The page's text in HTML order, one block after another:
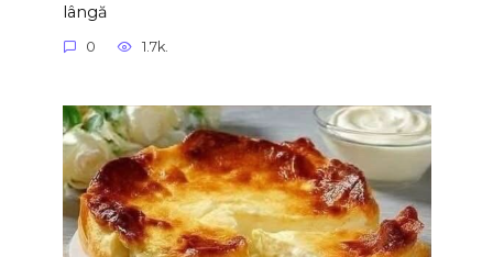
lângă
0 1.7k.